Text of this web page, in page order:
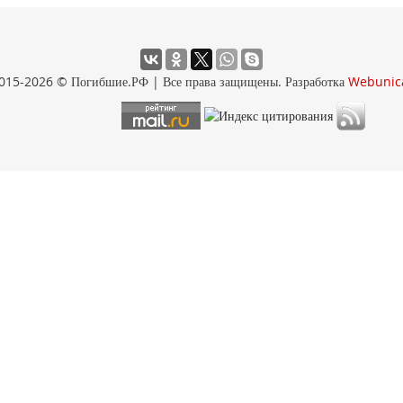
2026 © Погибшие.РФ | Все права защищены. Разработка